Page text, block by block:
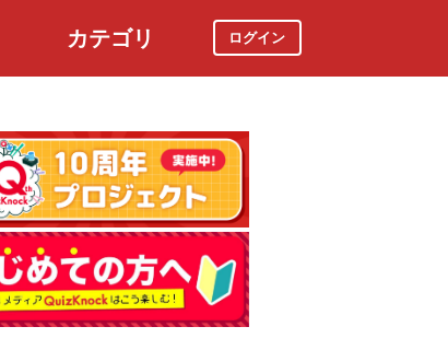
カテゴリ ログイン